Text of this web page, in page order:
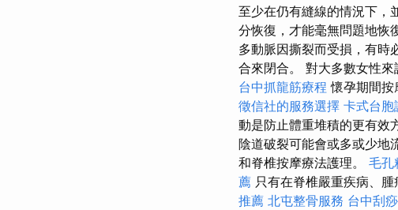
至少在仍有縫線的情況下，
分恢復，才能毫無問題地恢
多動脈因撕裂而受損，有時
合來閉合。 對大多數女性
台中抓龍筋療程懷孕期間按
徵信社的服務選擇 卡式台胞
動是防止體重堆積的更有效
陰道破裂可能會或多或少地
和脊椎按摩療法護理。 毛孔
薦 只有在脊椎嚴重疾病、
推薦 北屯整骨服務 台中刮